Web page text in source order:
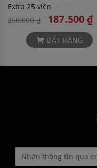
Extra 25 viên
250.000 ₫
187.500 ₫
ĐẶT HÀNG